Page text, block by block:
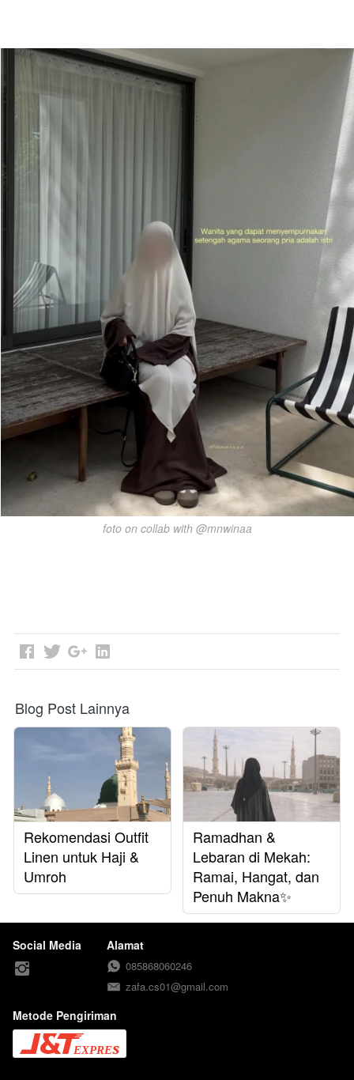
foto on collab with @mnwinaa
Blog Post Lainnya
Rekomendasi Outfit
Linen untuk Haji &
Umroh
Ramadhan &
Lebaran di Mekah:
Ramai, Hangat, dan
Penuh Makna✨
Social Media Alamat
085868060246
zafa.cs01@gmail.com
Metode Pengiriman